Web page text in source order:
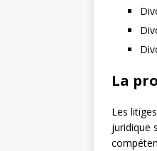
La
Les
juridique